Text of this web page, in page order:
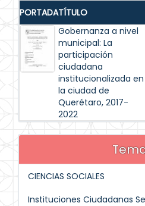
PORTADATÍTULO
Gobernanza a nivel
municipal: La
participación
ciudadana
institucionalizada en
la ciudad de
Querétaro, 2017-
2022
CIENCIAS SOCIALES
Instituciones Ciudadanas